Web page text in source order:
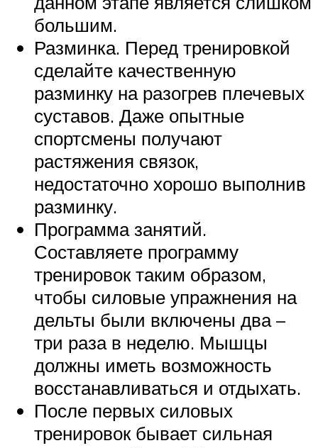
большим.
Разминка. Перед тренировкой
сделайте качественную
разминку на разогрев плечевых
суставов. Даже опытные
спортсмены получают
растяжения связок,
недостаточно хорошо выполнив
разминку.
Программа занятий.
Составляете программу
тренировок таким образом,
чтобы силовые упражнения на
дельты были включены два –
три раза в неделю. Мышцы
должны иметь возможность
восстанавливаться и отдыхать.
После первых силовых
тренировок бывает сильная